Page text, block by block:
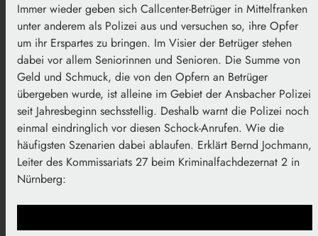
Immer wieder geben sich Callcenter-Betrüger in Mittelfranken
unter anderem als Polizei aus und versuchen so, ihre Opfer
um ihr Erspartes zu bringen. Im Visier der Betrüger stehen
dabei vor allem Seniorinnen und Senioren. Die Summe von
Geld und Schmuck, die von den Opfern an Betrüger
übergeben wurde, ist alleine im Gebiet der Ansbacher Polizei
seit Jahresbeginn sechsstellig. Deshalb warnt die Polizei noch
einmal eindringlich vor diesen Schock-Anrufen. Wie die
häufigsten Szenarien dabei ablaufen. Erklärt Bernd Jochmann,
Leiter des Kommissariats 27 beim Kriminalfachdezernat 2 in
Nürnberg: